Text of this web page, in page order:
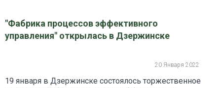
"Фабрика процессов эффективного
управления" открылась в Дзержинске
20 Января 2022
19 января в Дзержинске состоялось торжественное